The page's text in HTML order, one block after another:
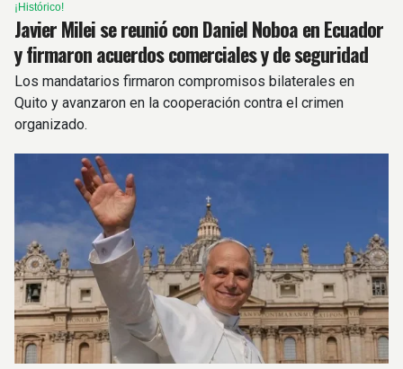
¡Histórico!
Javier Milei se reunió con Daniel Noboa en Ecuador
y firmaron acuerdos comerciales y de seguridad
Los mandatarios firmaron compromisos bilaterales en
Quito y avanzaron en la cooperación contra el crimen
organizado.